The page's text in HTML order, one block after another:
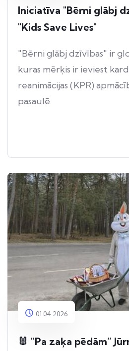
Iniciatīva "Bērni glābj
"Kids Save Lives"
"Bērni glābj dzīvības" ir
kuras mērķis ir ieviest
reanimācijas (KPR)
pasaulē.
01.04.2026
🐰 “Pa zaķa pēdām”